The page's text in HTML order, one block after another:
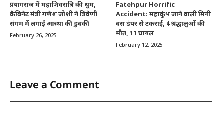
प्रयागराज में महाशिवरात्रि की धूम,
कैबिनेट मंत्री गणेश जोशी ने त्रिवेणी
संगम में लगाई आस्था की डुबकी
February 26, 2025
Fatehpur Horrific
Accident: महाकुंभ जाने वाली मिनी
बस डंपर से टकराई, 4 श्रद्धालुओं की
मौत, 11 घायल
February 12, 2025
Leave a Comment